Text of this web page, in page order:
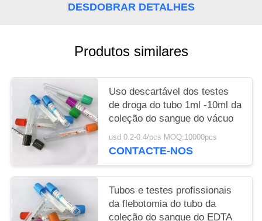
DESDOBRAR DETALHES
Produtos similares
Uso descartável dos testes
de droga do tubo 1ml -10ml da
coleção do sangue do vácuo
usd 0.2-0.4/pcs MOQ:10000pcs
CONTACTE-NOS
Tubos e testes profissionais
da flebotomia do tubo da
coleção do sangue do EDTA